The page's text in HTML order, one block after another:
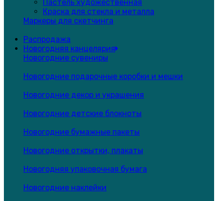
Пастель художественная
Краска для стекла и металла
Маркеры для скетчинга
Распродажа
Новогодняя канцелярия
Новогодние сувениры
Новогодние подарочные коробки и мешки
Новогодние декор и украшения
Новогодние детские блокноты
Новогодние бумажные пакеты
Новогодние открытки, плакаты
Новогодняя упаковочная бумага
Новогодние наклейки